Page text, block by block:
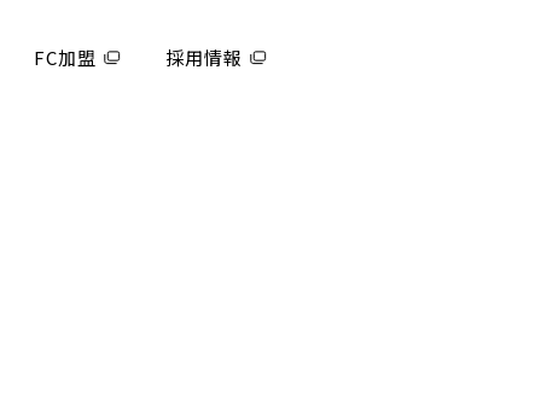
FC加盟 採用情報